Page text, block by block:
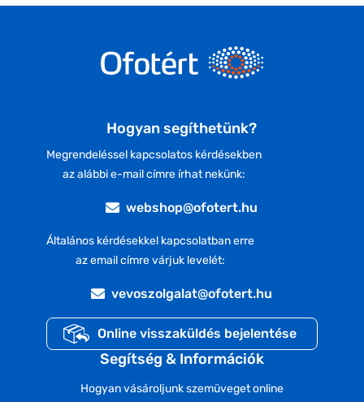
Hogyan segíthetünk?
Megrendeléssel kapcsolatos kérdésekben
az alábbi e-mail címre írhat nekünk:
webshop@ofotert.hu
Általános kérdésekkel kapcsolatban erre
az email címre várjuk levelét:
vevoszolgalat@ofotert.hu
Online visszaküldés bejelentése
Segítség & Információk
Hogyan vásároljunk szemüveget online